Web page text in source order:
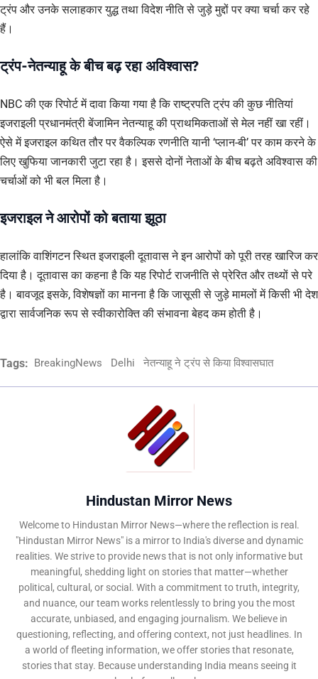
ट्रंप और उनके सलाहकार युद्ध तथा विदेश नीति से जुड़े मुद्दों पर क्या चर्चा कर रहे
हैं।
ट्रंप-नेतन्याहू के बीच बढ़ रहा अविश्वास?
NBC की एक रिपोर्ट में दावा किया गया है कि राष्ट्रपति ट्रंप की कुछ नीतियां
इजराइली प्रधानमंत्री बेंजामिन नेतन्याहू की प्राथमिकताओं से मेल नहीं खा रहीं।
ऐसे में इजराइल कथित तौर पर वैकल्पिक रणनीति यानी ‘प्लान-बी’ पर काम करने के
लिए खुफिया जानकारी जुटा रहा है। इससे दोनों नेताओं के बीच बढ़ते अविश्वास की
चर्चाओं को भी बल मिला है।
इजराइल ने आरोपों को बताया झूठा
हालांकि वाशिंगटन स्थित इजराइली दूतावास ने इन आरोपों को पूरी तरह खारिज कर
दिया है। दूतावास का कहना है कि यह रिपोर्ट राजनीति से प्रेरित और तथ्यों से परे
है। बावजूद इसके, विशेषज्ञों का मानना है कि जासूसी से जुड़े मामलों में किसी भी देश
द्वारा सार्वजनिक रूप से स्वीकारोक्ति की संभावना बेहद कम होती है।
Tags: BreakingNews Delhi नेतन्याहू ने ट्रंप से किया विश्वासघात
Hindustan Mirror News
Welcome to Hindustan Mirror News—where the reflection is real.
"Hindustan Mirror News" is a mirror to India's diverse and dynamic
realities. We strive to provide news that is not only informative but
meaningful, shedding light on stories that matter—whether
political, cultural, or social. With a commitment to truth, integrity,
and nuance, our team works relentlessly to bring you the most
accurate, unbiased, and engaging journalism. We believe in
questioning, reflecting, and offering context, not just headlines. In
a world of fleeting information, we offer stories that resonate,
stories that stay. Because understanding India means seeing it